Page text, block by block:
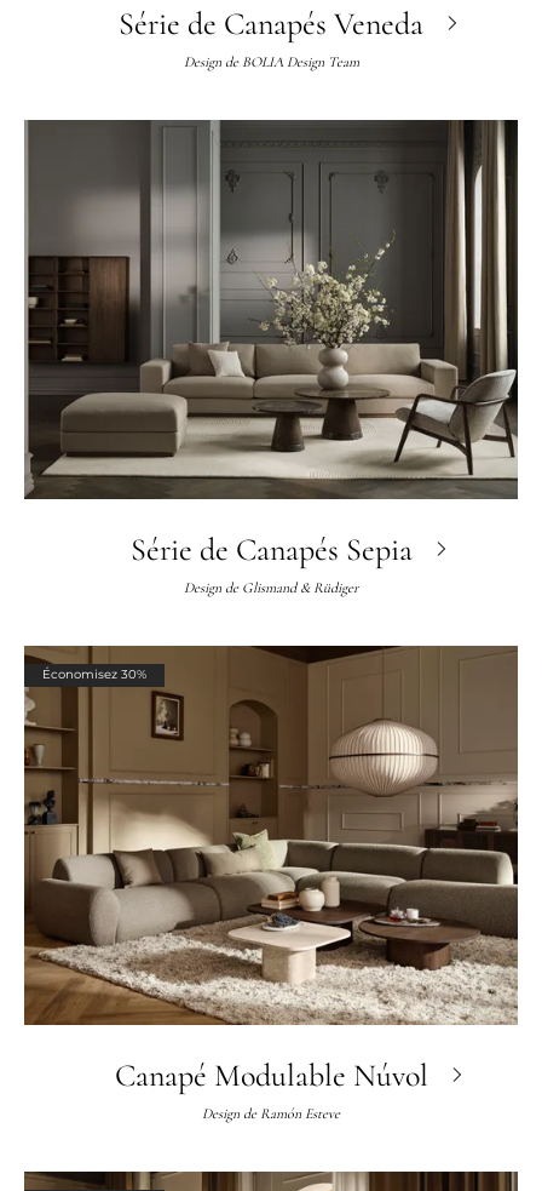
Série de Canapés Veneda
Design de BOLIA Design Team
Série de Canapés Sepia
Design de Glismand & Rüdiger
Économisez 30%
Canapé Modulable Núvol
Design de Ramón Esteve